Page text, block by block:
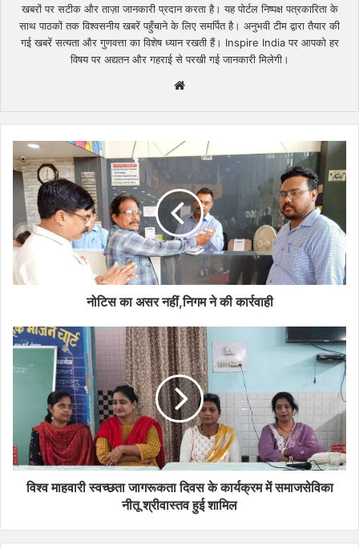
खबरों पर सटीक और ताज़ा जानकारी प्रदान करता है। यह पोर्टल निष्पक्ष पत्रकारिता के
साथ पाठकों तक विश्वसनीय खबरें पहुँचाने के लिए समर्पित है। अनुभवी टीम द्वारा तैयार की
गई खबरें सत्यता और गुणवत्ता का विशेष ध्यान रखती हैं। Inspire India पर आपको हर
विषय पर अद्यतन और गहराई से परखी गई जानकारी मिलेगी।
नोटिस
का
असर
नहीं,निगम
की
कार्रवाही
नोटिस का असर नहीं,निगम ने की कार्रवाही
विश्व
माहवारी
स्वच्छता
कार्यक्रम
में
समाजसेविका
विश्व माहवारी स्वच्छता जागरूकता दिवस के कार्यक्रम में समाजसेविका
नीतू श्रीवास्तव हुई शामिल